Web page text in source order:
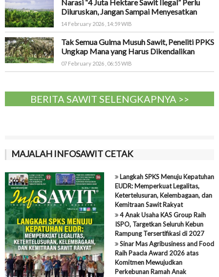
Narasi “4 Juta Hektare Sawit Ilegal” Perlu
Diluruskan, Jangan Sampai Menyesatkan
14 February 2026 , 14:59 WIB
Tak Semua Gulma Musuh Sawit, Peneliti PPKS
Ungkap Mana yang Harus Dikendalikan
07 February 2026 , 06:55 WIB
BERITA SAWIT SELENGKAPNYA >>
MAJALAH INFOSAWIT CETAK
Langkah SPKS Menuju Kepatuhan
EUDR: Memperkuat Legalitas,
Ketertelusuran, Kelembagaan, dan
Kemitraan Sawit Rakyat
4 Anak Usaha KAS Group Raih
ISPO, Targetkan Seluruh Kebun
Rampung Tersertifikasi di 2027
Sinar Mas Agribusiness and Food
Raih Paacla Award 2026 atas
Komitmen Mewujudkan
Perkebunan Ramah Anak